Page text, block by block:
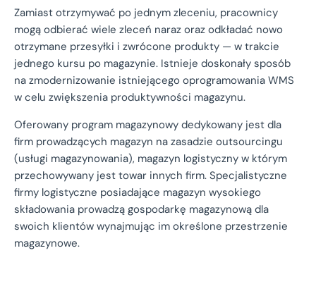
Zamiast otrzymywać po jednym zleceniu, pracownicy
mogą odbierać wiele zleceń naraz oraz odkładać nowo
otrzymane przesyłki i zwrócone produkty — w trakcie
jednego kursu po magazynie. Istnieje doskonały sposób
na zmodernizowanie istniejącego oprogramowania WMS
w celu zwiększenia produktywności magazynu.
Oferowany program magazynowy dedykowany jest dla
firm prowadzących magazyn na zasadzie outsourcingu
(usługi magazynowania), magazyn logistyczny w którym
przechowywany jest towar innych firm. Specjalistyczne
firmy logistyczne posiadające magazyn wysokiego
składowania prowadzą gospodarkę magazynową dla
swoich klientów wynajmując im określone przestrzenie
magazynowe.